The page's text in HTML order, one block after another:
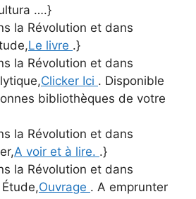
….}
la Révolution et dans
Le livre .}
la Révolution et dans
Clicker Ici . Disponible
bibliothèques de votre
la Révolution et dans
A voir et à lire. .}
la Révolution et dans
Étude,Ouvrage . A emprunter